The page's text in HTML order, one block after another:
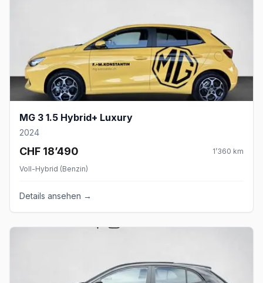
MG 3 1.5 Hybrid+ Luxury
2024
CHF 18’490 1’360 km
Voll-Hybrid (Benzin)
Details ansehen →